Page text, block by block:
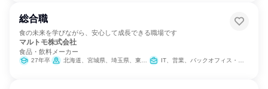
総合職
食の未来を学びながら、安心して成長できる職場です
マルトモ株式会社
食品・飲料メーカー
27年卒 北海道、宮城県、埼玉県、東京都、愛知県、大阪府、広島県、愛媛県、福岡県 IT、営業、バックオフィス・事務・受付、学術研究、製造・生産工程